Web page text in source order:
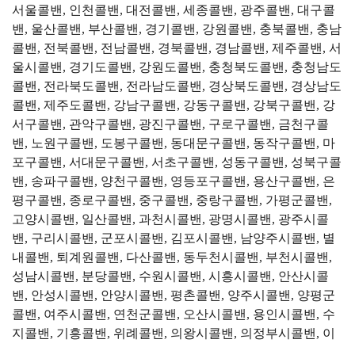
서울콜밴, 인천콜밴, 대전콜밴, 세종콜밴, 광주콜밴, 대구콜
밴, 울산콜밴, 부산콜밴, 경기콜밴, 강원콜밴, 충북콜밴, 충남
콜밴, 전북콜밴, 전남콜밴, 경북콜밴, 경남콜밴, 제주콜밴, 서
울시콜밴, 경기도콜밴, 강원도콜밴, 충청북도콜밴, 충청남도
콜밴, 전라북도콜밴, 전라남도콜밴, 경상북도콜밴, 경상남도
콜밴, 제주도콜밴, 강남구콜밴, 강동구콜밴, 강북구콜밴, 강
서구콜밴, 관악구콜밴, 광진구콜밴, 구로구콜밴, 금천구콜
밴, 노원구콜밴, 도봉구콜밴, 동대문구콜밴, 동작구콜밴, 마
포구콜밴, 서대문구콜밴, 서초구콜밴, 성동구콜밴, 성북구콜
밴, 송파구콜밴, 양천구콜밴, 영등포구콜밴, 용산구콜밴, 은
평구콜밴, 종로구콜밴, 중구콜밴, 중랑구콜밴, 가평군콜밴,
고양시콜밴, 일산콜밴, 과천시콜밴, 광명시콜밴, 광주시콜
밴, 구리시콜밴, 군포시콜밴, 김포시콜밴, 남양주시콜밴, 별
내콜밴, 퇴계원콜밴, 다산콜밴, 동두천시콜밴, 부천시콜밴,
성남시콜밴, 분당콜밴, 수원시콜밴, 시흥시콜밴, 안산시콜
밴, 안성시콜밴, 안양시콜밴, 평촌콜밴, 양주시콜밴, 양평군
콜밴, 여주시콜밴, 연천군콜밴, 오산시콜밴, 용인시콜밴, 수
지콜밴, 기흥콜밴, 위례콜밴, 의왕시콜밴, 의정부시콜밴, 이